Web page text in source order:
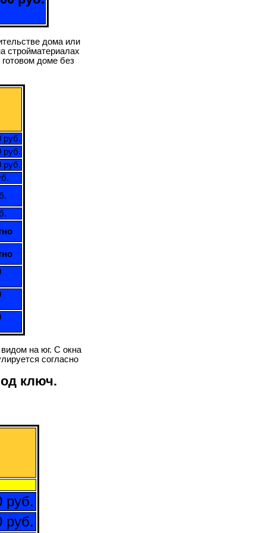
дома или
стройматериалах
доме без
руб.
руб.
руб.
на юг. С окна
согласно
ключ.
руб.
руб.